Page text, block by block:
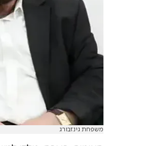
משפחת גינזבורג